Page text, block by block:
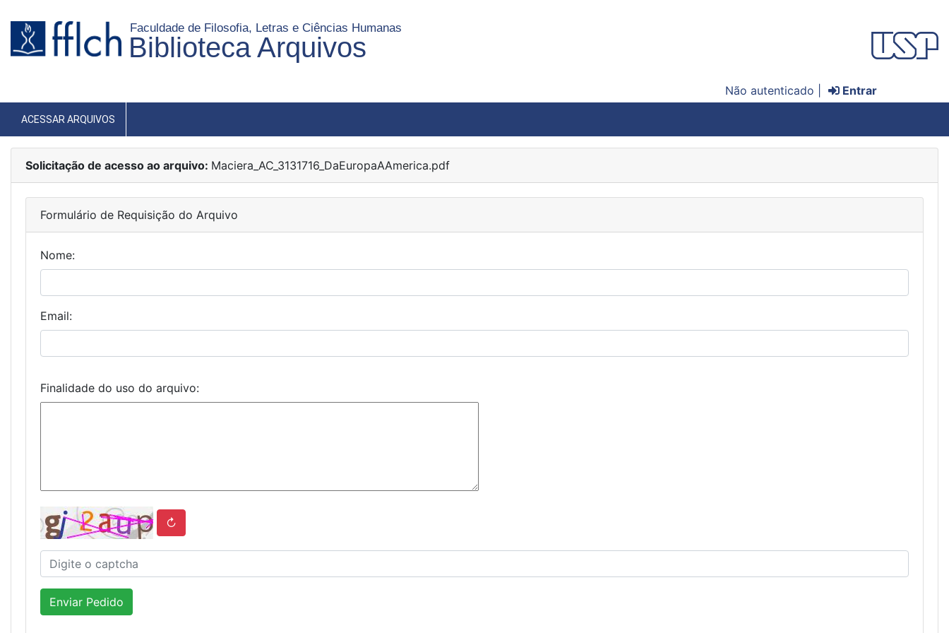
Faculdade de Filosofia, Letras e Ciências Humanas
Biblioteca Arquivos
Não autenticado | Entrar
ACESSAR ARQUIVOS
Solicitação de acesso ao arquivo: Maciera_AC_3131716_DaEuropaAAmerica.pdf
Formulário de Requisição do Arquivo
Nome:
Email:
Finalidade do uso do arquivo:
↻
Enviar Pedido